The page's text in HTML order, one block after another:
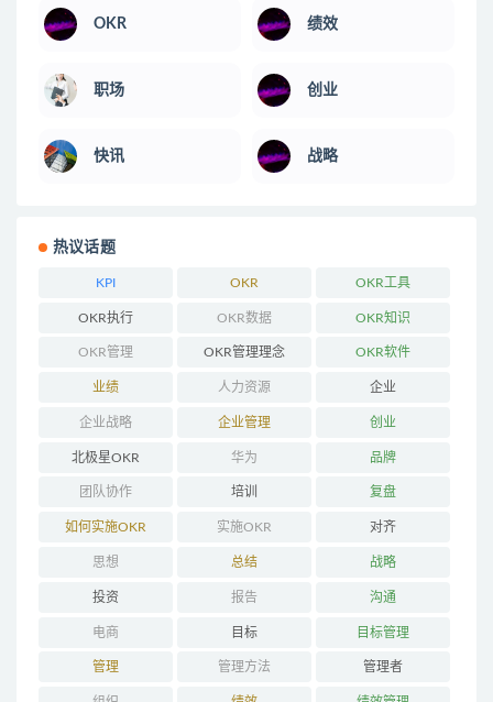
OKR 绩效
职场 创业
快讯 战略
热议话题
KPI OKR OKR工具
OKR执行 OKR数据 OKR知识
OKR管理 OKR管理理念 OKR软件
业绩 人力资源 企业
企业战略 企业管理 创业
北极星OKR 华为 品牌
团队协作 培训 复盘
如何实施OKR 实施OKR 对齐
思想 总结 战略
投资 报告 沟通
电商 目标 目标管理
管理 管理方法 管理者